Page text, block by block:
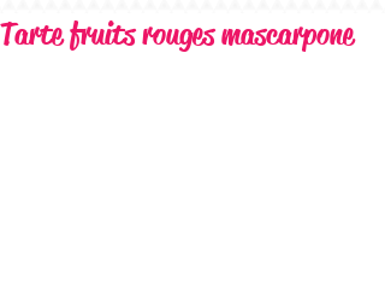
Tarte fruits rouges mascarpone